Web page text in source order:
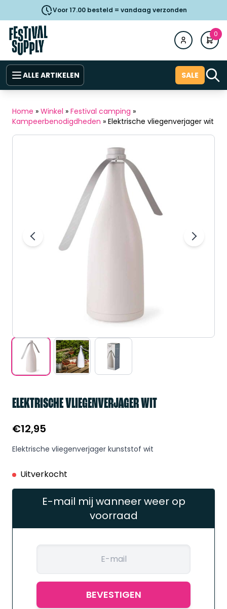
Voor 17.00 besteld = vandaag verzonden
0
ALLE ARTIKELEN SALE
Home » Winkel » Festival camping »
Kampeerbenodigdheden » Elektrische vliegenverjager wit
ELEKTRISCHE VLIEGENVERJAGER WIT
€12,95
Elektrische vliegenverjager kunststof wit
Uitverkocht
E-mail mij wanneer weer op
voorraad